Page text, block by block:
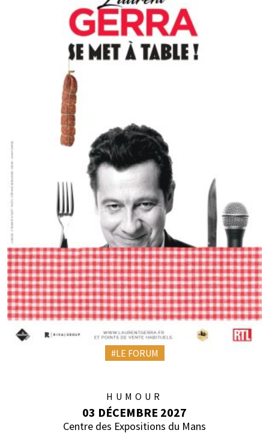
#LE FORUM
HUMOUR
03 DÉCEMBRE 2027
Centre des Expositions du Mans